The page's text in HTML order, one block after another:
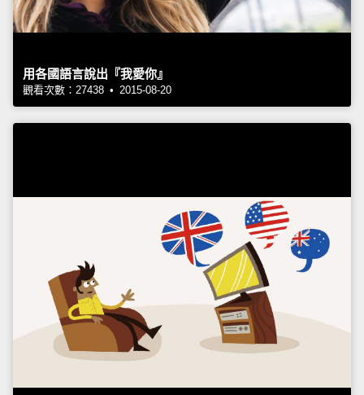
用各國語言說出『我愛你』
觀看次數：27438 • 2015-08-20